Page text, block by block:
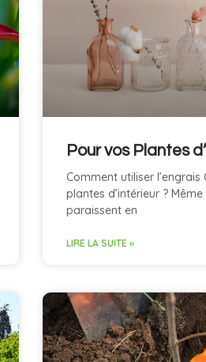
Pour vos Plantes
Comment utiliser
plantes d’intérieur ?
paraissent en
LIRE LA SUITE »